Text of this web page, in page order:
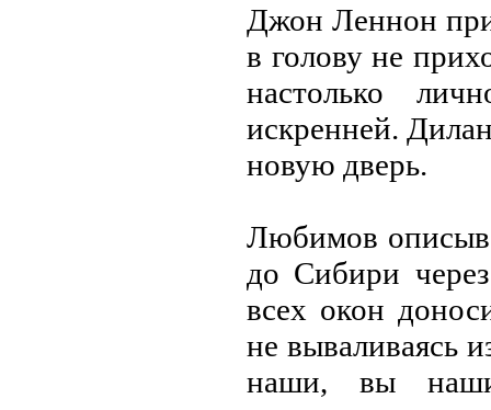
Джон Леннон
в голову не
настолько
искренней.
новую дверь.
Любимов
до Сибири
всех окон
не вываливаясь
наши, вы